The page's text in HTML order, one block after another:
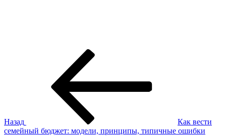
Назад
Как вести
семейный бюджет: модели, принципы, типичные ошибки